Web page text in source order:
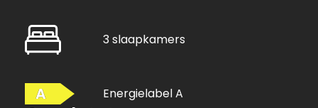
3 slaapkamers
A Energielabel A